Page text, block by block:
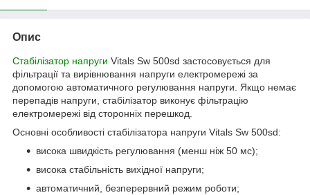
Опис
Стабілізатор напруги Vitals Sw 500sd застосовується для
фільтрації та вирівнювання напруги електромережі за
допомогою автоматичного регулювання напруги. Якщо немає
перепадів напруги, стабілізатор виконує фільтрацію
електромережі від сторонніх перешкод.
Основні особливості стабілізатора напруги Vitals Sw 500sd:
висока швидкість регулювання (менш ніж 50 мс);
висока стабільність вихідної напруги;
автоматичний, безперервний режим роботи;